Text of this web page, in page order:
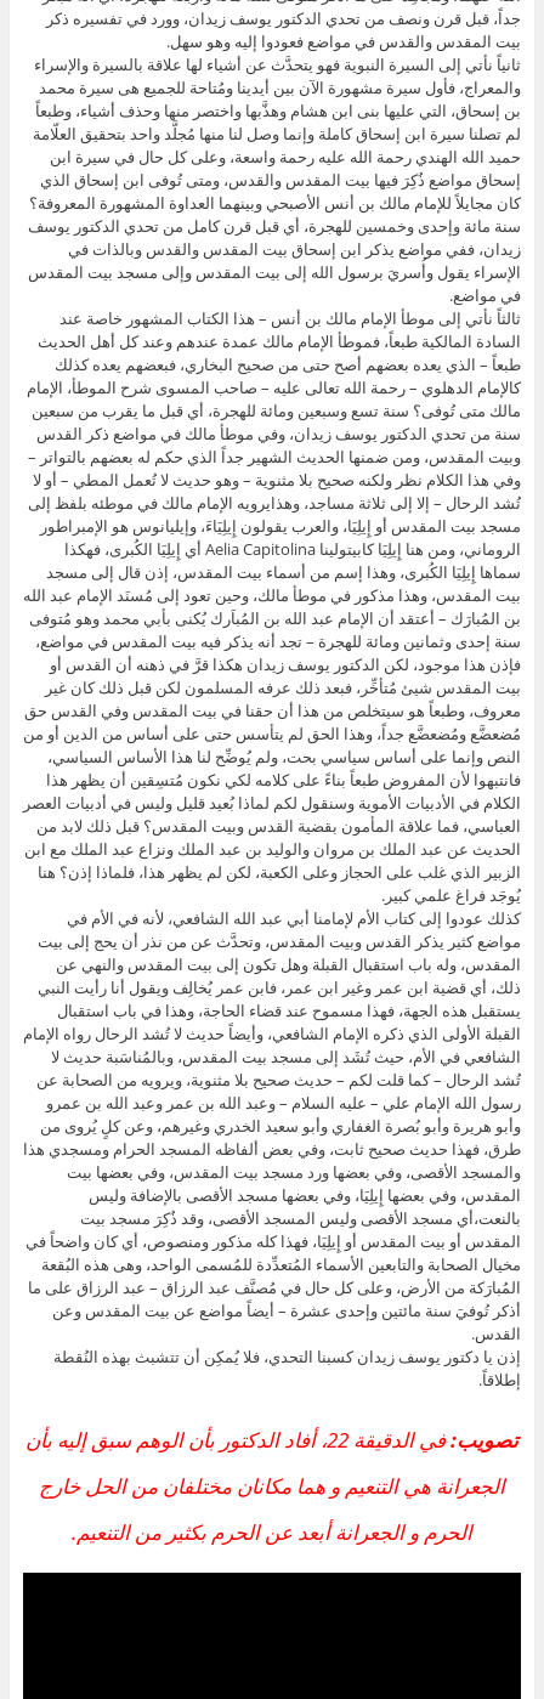
جداً، قبل قرن ونصف من تحدي الدكتور يوسف زيدان، وورد في تفسيره ذكر
بيت المقدس والقدس في مواضع فعودوا إليه وهو سهل.
ثانياً نأتي إلى السيرة النبوية فهو يتحدَّث عن أشياء لها علاقة بالسيرة والإسراء
والمعراج، فأول سيرة مشهورة الآن بين أيدينا ومُتاحة للجميع هى سيرة محمد
بن إسحاق، التي عليها بنى ابن هشام وهذَّبها واختصر منها وحذف أشياء، وطبعاً
لم تصلنا سيرة ابن إسحاق كاملة وإنما وصل لنا منها مُجلَّد واحد بتحقيق العلّامة
حميد الله الهندي رحمة الله عليه رحمة واسعة، وعلى كل حال في سيرة ابن
إسحاق مواضع ذُكِرَ فيها بيت المقدس والقدس، ومتى تُوفى ابن إسحاق الذي
كان مجايلاً للإمام مالك بن أنس الأصبحي وبينهما العداوة المشهورة المعروفة؟
سنة مائة وإحدى وخمسين للهجرة، أي قبل قرن كامل من تحدي الدكتور يوسف
زيدان، ففي مواضع يذكر ابن إسحاق بيت المقدس والقدس وبالذات في
الإسراء يقول وأُسريَ برسول الله إلى بيت المقدس وإلى مسجد بيت المقدس
في مواضع.
ثالثاً نأتي إلى موطأ الإمام مالك بن أنس – هذا الكتاب المشهور خاصة عند
السادة المالكية طبعاً، فموطأ الإمام مالك عمدة عندهم وعند كل أهل الحديث
طبعاً – الذي يعده بعضهم أصح حتى من صحيح البخاري، فبعضهم يعده كذلك
كالإمام الدهلوي – رحمة الله تعالى عليه – صاحب المسوى شرح الموطأ، الإمام
مالك متى تُوفى؟ سنة تسع وسبعين ومائة للهجرة، أي قبل ما يقرب من سبعين
سنة من تحدي الدكتور يوسف زيدان، وفي موطأ مالك في مواضع ذكر القدس
وبيت المقدس، ومن ضمنها الحديث الشهير جداً الذي حكم له بعضهم بالتواتر –
وفي هذا الكلام نظر ولكنه صحيح بلا مثنوية – وهو حديث لا تُعمل المطي – أو لا
تُشد الرحال – إلا إلى ثلاثة مساجد، وهذايرويه الإمام مالك في موطئه بلفظ إلى
مسجد بيت المقدس أو إِيلِيَا، والعرب يقولون إِيلِيَاءَ، وإيليانوس هو الإمبراطور
الروماني، ومن هنا إِيلِيَا كابيتولينا Aelia Capitolina أي إِيلِيَا الكُبرى، فهكذا
سماها إِيلِيَا الكُبرى، وهذا إسم من أسماء بيت المقدس، إذن قال إلى مسجد
بيت المقدس، وهذا مذكور في موطأ مالك، وحين تعود إلى مُسنَد الإمام عبد الله
بن المُبارَك – أعتقد أن الإمام عبد الله بن المُباَرك يُكنى بأبي محمد وهو مُتوفى
سنة إحدى وثمانين ومائة للهجرة – تجد أنه يذكر فيه بيت المقدس في مواضع،
فإذن هذا موجود، لكن الدكتور يوسف زيدان هكذا قرَّ في ذهنه أن القدس أو
بيت المقدس شيئ مُتأخِّر، فبعد ذلك عرفه المسلمون لكن قبل ذلك كان غير
معروف، وطبعاً هو سيتخلص من هذا أن حقنا في بيت المقدس وفي القدس حق
مُضعضَّع ومُضعضَّع جداً، وهذا الحق لم يتأسس حتى على أساس من الدين أو من
النص وإنما على أساس سياسي بحت، ولم يُوضِّح لنا هذا الأساس السياسي،
فانتبهوا لأن المفروض طبعاً بناءً على كلامه لكي نكون مُتسِقين أن يظهر هذا
الكلام في الأدبيات الأموية وسنقول لكم لماذا بُعيد قليل وليس في أدبيات العصر
العباسي، فما علاقة المأمون بقضية القدس وبيت المقدس؟ قبل ذلك لابد من
الحديث عن عبد الملك بن مروان والوليد بن عبد الملك ونزاع عبد الملك مع ابن
الزبير الذي غلب على الحجاز وعلى الكعبة، لكن لم يظهر هذا، فلماذا إذن؟ هنا
يُوجَد فراغ علمي كبير.
كذلك عودوا إلى كتاب الأم لإمامنا أبي عبد الله الشافعي، لأنه في الأم في
مواضع كثير يذكر القدس وبيت المقدس، وتحدَّث عن من نذر أن يحج إلى بيت
المقدس، وله باب استقبال القبلة وهل تكون إلى بيت المقدس والنهي عن
ذلك، أي قضية ابن عمر وغير ابن عمر، فابن عمر يُخالِف ويقول أنا رأيت النبي
يستقبل هذه الجهة، فهذا مسموح عند قضاء الحاجة، وهذا في باب استقبال
القبلة الأولى الذي ذكره الإمام الشافعي، وأيضاً حديث لا تُشد الرحال رواه الإمام
الشافعي في الأم، حيث تُشَد إلى مسجد بيت المقدس، وبالمُناسَبة حديث لا
تُشد الرحال – كما قلت لكم – حديث صحيح بلا مثنوية، ويرويه من الصحابة عن
رسول الله الإمام علي – عليه السلام – وعبد الله بن عمر وعبد الله بن عمرو
وأبو هريرة وأبو بُصرة الغفاري وأبو سعيد الخدري وغيرهم، وعن كلٍ يُروى من
طرق، فهذا حديث صحيح ثابت، وفي بعض ألفاظه المسجد الحرام ومسجدي هذا
والمسجد الأقصى، وفي بعضها ورد مسجد بيت المقدس، وفي بعضها بيت
المقدس، وفي بعضها إِيلِيَا، وفي بعضها مسجد الأقصى بالإضافة وليس
بالنعت،أي مسجد الأقصى وليس المسجد الأقصى، وقد ذُكِرَ مسجد بيت
المقدس أو بيت المقدس أو إِيلِيَا، فهذا كله مذكور ومنصوص، أي كان واضحاً في
مخيال الصحابة والتابعين الأسماء المُتعدِّدة للمُسمى الواحد، وهى هذه البُقعة
المُبارَكة من الأرض، وعلى كل حال في مُصنَّف عبد الرزاق – عبد الرزاق على ما
أذكر تُوفيَ سنة مائتين وإحدى عشرة – أيضاً مواضع عن بيت المقدس وعن
القدس.
إذن يا دكتور يوسف زيدان كسبنا التحدي، فلا يُمكِن أن تتشبث بهذه النُقطة
إطلاقاً.
تصويب:
في الدقيقة 22، أفاد الدكتور بأن الوهم سبق إليه بأن
الجعرانة هي التنعيم و هما مكانان مختلفان من الحل خارج
الحرم و الجعرانة أبعد عن الحرم بكثير من التنعيم.